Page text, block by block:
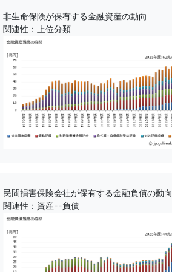
非生命保険が保有する金融資産の動向
関連性：上位分類
民間損害保険会社が保有する金融負債の動向
関連性：資産--負債